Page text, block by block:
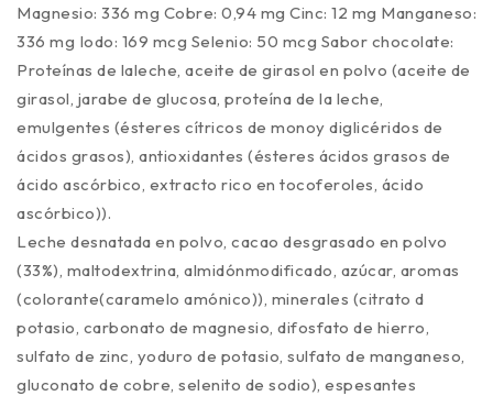
Magnesio: 336 mg Cobre: 0,94 mg Cinc: 12 mg Manganeso:
336 mg Iodo: 169 mcg Selenio: 50 mcg Sabor chocolate:
Proteínas de laleche, aceite de girasol en polvo (aceite de
girasol, jarabe de glucosa, proteína de la leche,
emulgentes (ésteres cítricos de monoy diglicéridos de
ácidos grasos), antioxidantes (ésteres ácidos grasos de
ácido ascórbico, extracto rico en tocoferoles, ácido
ascórbico)).
Leche desnatada en polvo, cacao desgrasado en polvo
(33%), maltodextrina, almidónmodificado, azúcar, aromas
(colorante(caramelo amónico)), minerales (citrato d
potasio, carbonato de magnesio, difosfato de hierro,
sulfato de zinc, yoduro de potasio, sulfato de manganeso,
gluconato de cobre, selenito de sodio), espesantes